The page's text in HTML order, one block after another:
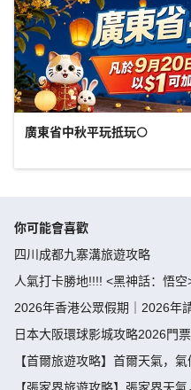
廣東省中秋平玩抵玩🌕
你可能會喜歡
四川成都九寨溝旅遊攻略
人氣打卡勝地!!!! <黑神話：悟空
2026年香港公眾假期｜2026年
假攻略請4放9-public holiday
日本大阪環球影城攻略2026門
【首爾旅遊攻略】首爾天氣，